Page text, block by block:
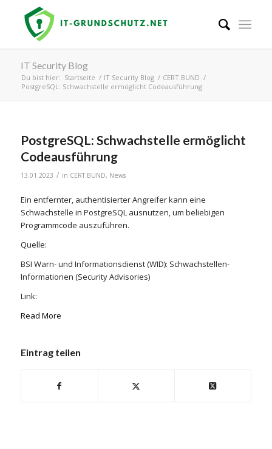
IT Security Blog
Du bist hier: Startseite / IT Security Blog / CERT.BUND /
PostgreSQL: Schwachstelle ermöglicht Codeausführung
PostgreSQL: Schwachstelle ermöglicht
Codeausführung
13.01.2023 / in CERT.BUND, News
Ein entfernter, authentisierter Angreifer kann eine
Schwachstelle in PostgreSQL ausnutzen, um beliebigen
Programmcode auszuführen.
Quelle:
BSI Warn- und Informationsdienst (WID): Schwachstellen-
Informationen (Security Advisories)
Link:
Read More
Eintrag teilen